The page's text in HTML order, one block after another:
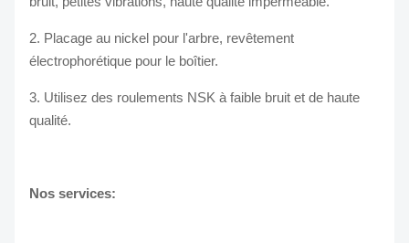
2. Placage au nickel pour l'arbre, revêtement
électrophorétique pour le boîtier.
3. Utilisez des roulements NSK à faible bruit et de haute
qualité.
Nos services: